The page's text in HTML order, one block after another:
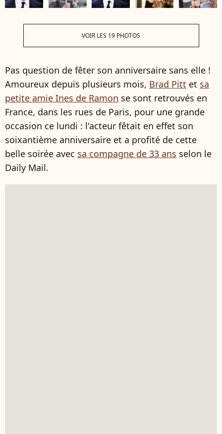
VOIR LES 19 PHOTOS
Pas question de fêter son anniversaire sans elle !
Amoureux depuis plusieurs mois, Brad Pitt et sa
petite amie Ines de Ramon se sont retrouvés en
France, dans les rues de Paris, pour une grande
occasion ce lundi : l'acteur fêtait en effet son
soixantième anniversaire et a profité de cette
belle soirée avec sa compagne de 33 ans selon le
Daily Mail.